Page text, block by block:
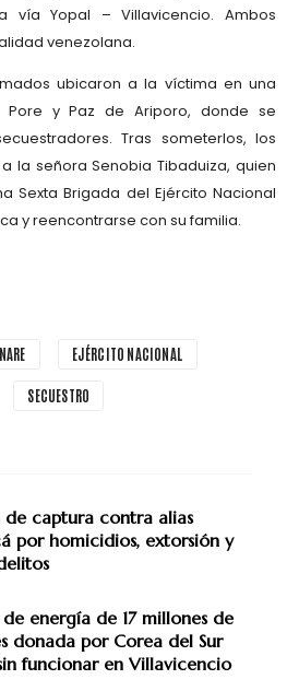
vía Yopal – Villavicencio. Ambos
venezolana.
ubicaron a la víctima en una
Pore y Paz de Ariporo, donde se
Tras someterlos, los
a la señoraSenobia Tibaduiza, quien
Sexta Brigada del Ejército Nacional
y reencontrarse con su familia.
EJÉRCITO NACIONAL
SECUESTRO
de captura contra alias
por homicidios, extorsión y
energía de 17 millones de
donada por Corea del Sur
funcionar en Villavicencio